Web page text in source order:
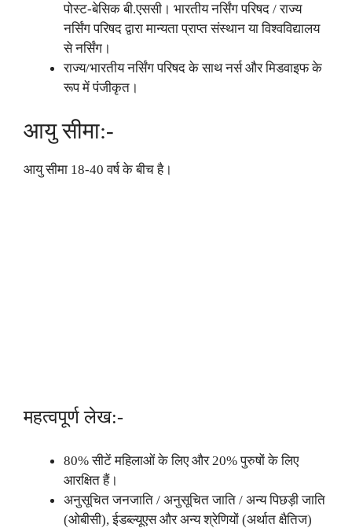
पोस्ट-बेसिक बी.एससी। भारतीय नर्सिंग परिषद / राज्य
नर्सिंग परिषद द्वारा मान्यता प्राप्त संस्थान या विश्वविद्यालय
से नर्सिंग।
राज्य/भारतीय नर्सिंग परिषद के साथ नर्स और मिडवाइफ के
रूप में पंजीकृत।
आयु सीमा:-
आयु सीमा 18-40 वर्ष के बीच है।
महत्वपूर्ण लेख:-
80% सीटें महिलाओं के लिए और 20% पुरुषों के लिए
आरक्षित हैं।
अनुसूचित जनजाति / अनुसूचित जाति / अन्य पिछड़ी जाति
(ओबीसी), ईडब्ल्यूएस और अन्य श्रेणियों (अर्थात क्षैतिज)